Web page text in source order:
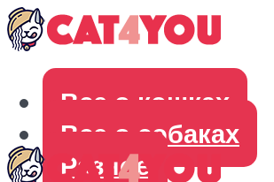
Все о кошках
Все о собаках
Разное